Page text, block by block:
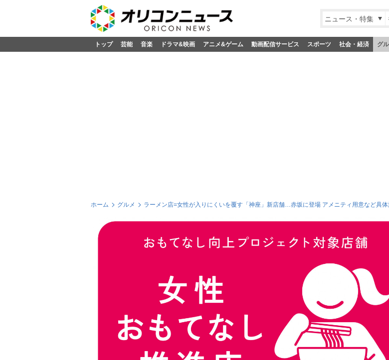
ニュース・特集
トップ 芸能 音楽 ドラマ&映画 アニメ&ゲーム 動画配信サービス スポーツ 社会・経済 グ
ホーム グルメ ラーメン店=女性が入りにくいを覆す「神座」新店舗…赤坂に登場 アメニティ用意など具体